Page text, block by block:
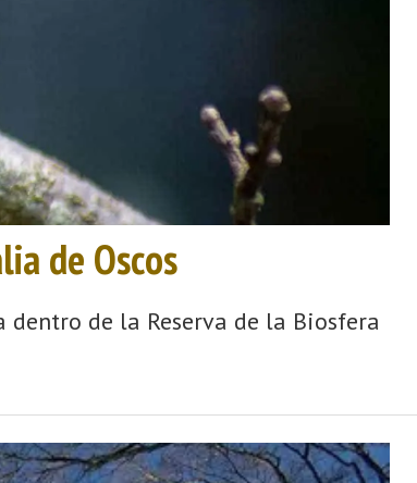
de Oscos
dentro de la Reserva de la Biosfera